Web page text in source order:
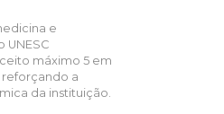
e
UNESC
máximo 5 em
reforçando a
da instituição.